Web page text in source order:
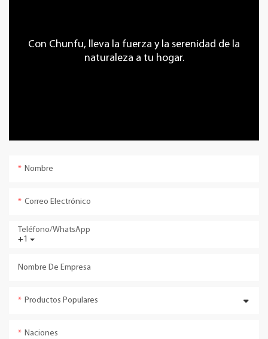
Con Chunfu, lleva la fuerza y ​​la serenidad de la
naturaleza a tu hogar.
Nombre
Correo Electrónico
+1
Teléfono/WhatsApp
Nombre De Empresa
Productos Populares
Naciones